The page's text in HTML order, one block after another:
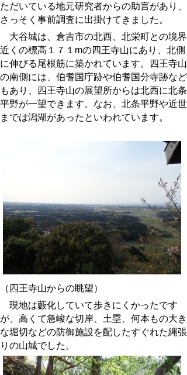
ただいている地元研究者からの助言があり、
さっそく事前調査に出掛けてきました。
大谷城は、倉吉市の北西、北栄町との境界
近くの標高１７１mの四王寺山にあり、北側
に伸びる尾根筋に築かれています。四王寺山
の南側には、伯耆国庁跡や伯耆国分寺跡など
もあり、四王寺山の展望所からは北西に北条
平野が一望できます。なお、北条平野や近世
までは潟湖があったといわれています。
（四王寺山からの眺望）
現地は藪化していて歩きにくかったです
が、高くて急峻な切岸、土塁、何本もの大き
な堀切などの防御施設を配したすぐれた縄張
りの山城でした。